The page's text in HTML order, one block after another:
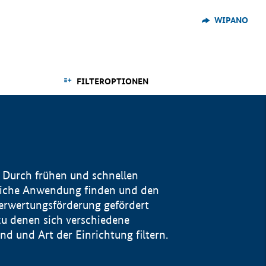
WIPANO
FILTEROPTIONEN
frühen und schnellen
Anwendung finden und den
gefördert
denen sich verschiedene
und Art der Einrichtung filtern.